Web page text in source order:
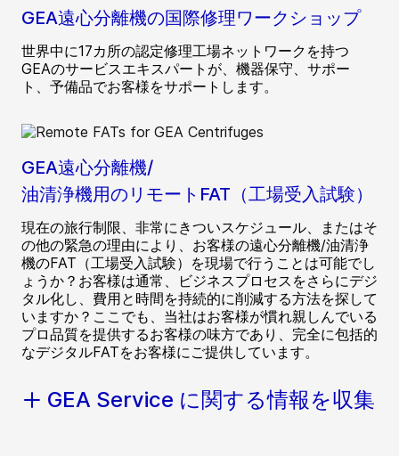
GEA遠心分離機の国際修理ワークショップ
世界中に17カ所の認定修理工場ネットワークを持つ
GEAのサービスエキスパートが、機器保守、サポー
ト、予備品でお客様をサポートします。
GEA遠心分離機/
油清浄機用のリモートFAT（工場受入試験）
現在の旅行制限、非常にきついスケジュール、またはそ
の他の緊急の理由により、お客様の遠心分離機/油清浄
機のFAT（工場受入試験）を現場で行うことは可能でし
ょうか？お客様は通常、ビジネスプロセスをさらにデジ
タル化し、費用と時間を持続的に削減する方法を探して
いますか？ここでも、当社はお客様が慣れ親しんでいる
プロ品質を提供するお客様の味方であり、完全に包括的
なデジタルFATをお客様にご提供しています。
GEA Service に関する情報を収集